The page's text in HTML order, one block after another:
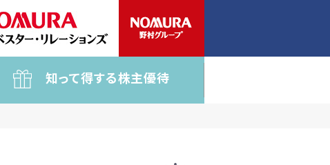
知って得する株主優待